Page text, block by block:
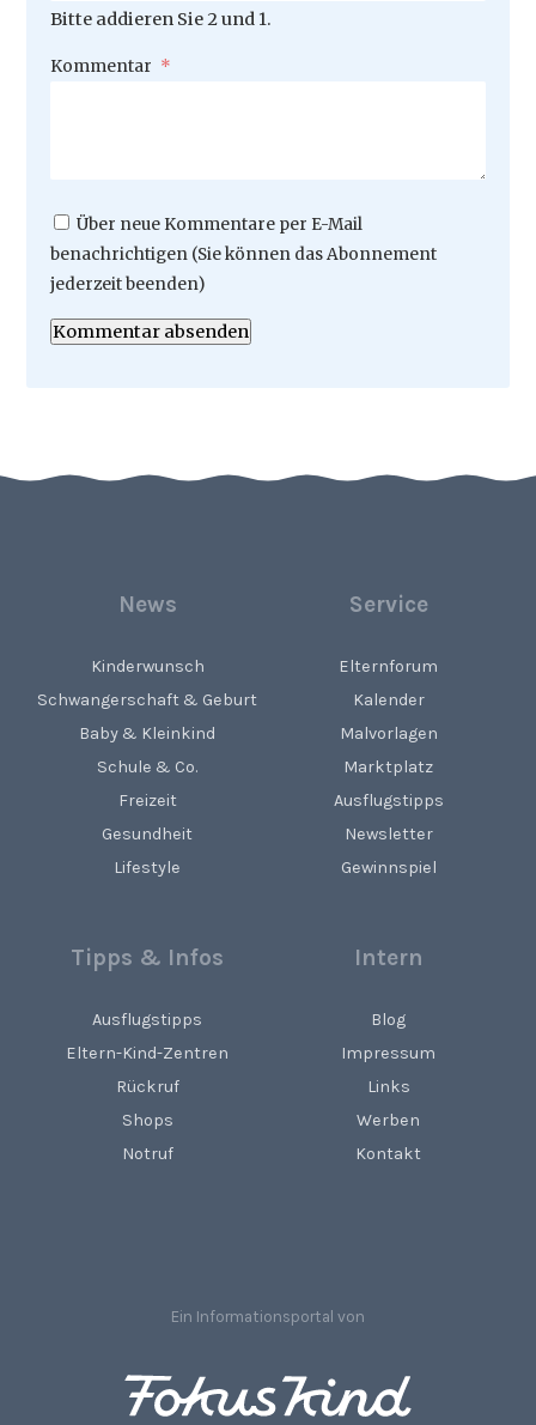
Bitte addieren Sie 2 und 1.
Pflichtfeld
Kommentar *
Über neue Kommentare per E-Mail
benachrichtigen (Sie können das Abonnement
jederzeit beenden)
Kommentar absenden
News
Kinderwunsch
Schwangerschaft & Geburt
Baby & Kleinkind
Schule & Co.
Freizeit
Gesundheit
Lifestyle
Service
Elternforum
Kalender
Malvorlagen
Marktplatz
Ausflugstipps
Newsletter
Gewinnspiel
Tipps & Infos
Ausflugstipps
Eltern-Kind-Zentren
Rückruf
Shops
Notruf
Intern
Blog
Impressum
Links
Werben
Kontakt
Ein Informationsportal von